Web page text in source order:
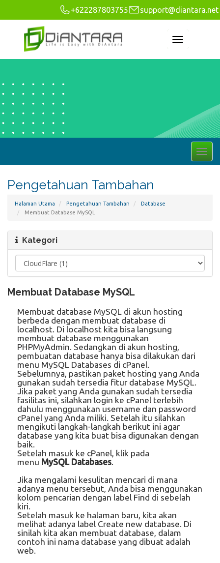
+622287803755 support@diantara.net
Toggle
Pengetahuan Tambahan
Halaman Utama Pengetahuan Tambahan
Database
Membuat Database MySQL
Kategori
Membuat Database MySQL
Membuat database MySQL di akun hosting
berbeda dengan membuat database di
localhost. Di localhost kita bisa langsung
membuat database menggunakan
PHPMyAdmin. Sedangkan di akun hosting,
pembuatan database hanya bisa dilakukan dari
menu MySQL Databases di cPanel.
Sebelumnya, pastikan paket hosting yang Anda
gunakan sudah tersedia fitur database MySQL.
Jika paket yang Anda gunakan sudah tersedia
fasilitas ini, silahkan login ke cPanel terlebih
dahulu menggunakan username dan password
cPanel yang Anda miliki. Setelah itu silahkan
mengikuti langkah-langkah berikut ini agar
database yang kita buat bisa digunakan dengan
baik.
Setelah masuk ke cPanel, klik pada
menu MySQL Databases.
Jika mengalami kesulitan mencari di mana
adanya menu tersebut, Anda bisa menggunakan
kolom pencarian dengan label Find di sebelah
kiri.
Setelah masuk ke halaman baru, kita akan
melihat adanya label Create new database. Di
sinilah kita akan membuat database, dalam
contoh ini nama database yang dibuat adalah
web.